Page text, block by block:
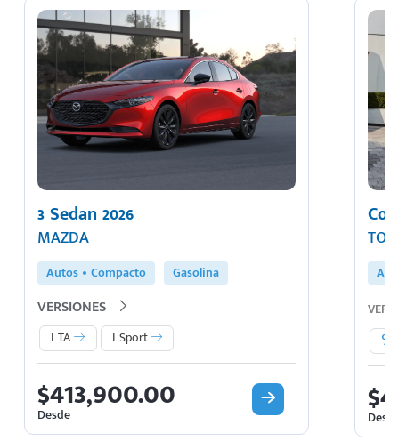
3 Sedan 2026
MAZDA
Autos Compacto Gasolina
VERSIONES
I TA I Sport
$413,900.00
Desde